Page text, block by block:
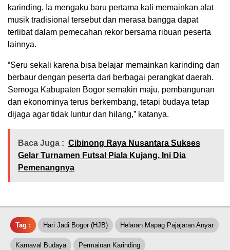
karinding. Ia mengaku baru pertama kali memainkan alat
musik tradisional tersebut dan merasa bangga dapat
terlibat dalam pemecahan rekor bersama ribuan peserta
lainnya.
“Seru sekali karena bisa belajar memainkan karinding dan
berbaur dengan peserta dari berbagai perangkat daerah.
Semoga Kabupaten Bogor semakin maju, pembangunan
dan ekonominya terus berkembang, tetapi budaya tetap
dijaga agar tidak luntur dan hilang,” katanya.
Baca Juga : Cibinong Raya Nusantara Sukses
Gelar Turnamen Futsal Piala Kujang, Ini Dia
Pemenangnya
Tag : Hari Jadi Bogor (HJB) Helaran Mapag Pajajaran Anyar
Karnaval Budaya Permainan Karinding